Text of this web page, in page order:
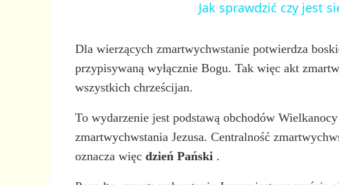
Jak sprawdzić czy jest
Dla wierzących zmartwychwstanie potwierdza
przypisywaną wyłącznie Bogu. Tak więc akt
wszystkich chrześcijan.
To wydarzenie jest podstawą obchodów
zmartwychwstania Jezusa. Centralność
oznacza więcdzień Pański .